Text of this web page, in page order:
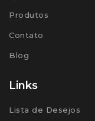
Produtos
Contato
Blog
Links
Lista de Desejos